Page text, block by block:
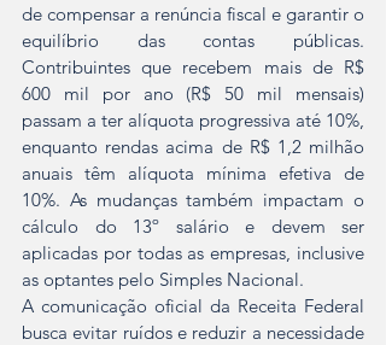
de compensar a renúncia fiscal e garantir o
equilíbrio das contas públicas.
Contribuintes que recebem mais de R$
600 mil por ano (R$ 50 mil mensais)
passam a ter alíquota progressiva até 10%,
enquanto rendas acima de R$ 1,2 milhão
anuais têm alíquota mínima efetiva de
10%. As mudanças também impactam o
cálculo do 13º salário e devem ser
aplicadas por todas as empresas, inclusive
as optantes pelo Simples Nacional.
A comunicação oficial da Receita Federal
busca evitar ruídos e reduzir a necessidade